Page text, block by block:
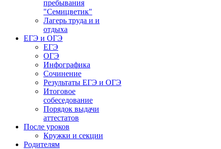
пребывания
"Семицветик"
Лагерь труда и и
отдыха
ЕГЭ и ОГЭ
ЕГЭ
ОГЭ
Инфографика
Сочинение
Результаты ЕГЭ и ОГЭ
Итоговое
собеседование
Порядок выдачи
аттестатов
После уроков
Кружки и секции
Родителям